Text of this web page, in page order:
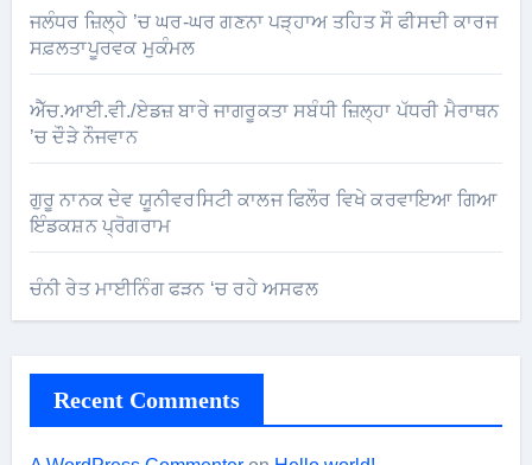
ਜਲੰਧਰ ਜ਼ਿਲ੍ਹੇ ’ਚ ਘਰ-ਘਰ ਗਣਨਾ ਪੜ੍ਹਾਅ ਤਹਿਤ ਸੌ ਫੀਸਦੀ ਕਾਰਜ
ਸਫ਼ਲਤਾਪੂਰਵਕ ਮੁਕੰਮਲ
ਐੱਚ.ਆਈ.ਵੀ./ਏਡਜ਼ ਬਾਰੇ ਜਾਗਰੂਕਤਾ ਸਬੰਧੀ ਜ਼ਿਲ੍ਹਾ ਪੱਧਰੀ ਮੈਰਾਥਨ
’ਚ ਦੌੜੇ ਨੌਜਵਾਨ
ਗੁਰੂ ਨਾਨਕ ਦੇਵ ਯੂਨੀਵਰਸਿਟੀ ਕਾਲਜ ਫਿਲੌਰ ਵਿਖੇ ਕਰਵਾਇਆ ਗਿਆ
ਇੰਡਕਸ਼ਨ ਪ੍ਰੋਗਰਾਮ
ਚੰਨੀ ਰੇਤ ਮਾਈਨਿੰਗ ਫੜਨ ‘ਚ ਰਹੇ ਅਸਫਲ
Recent Comments